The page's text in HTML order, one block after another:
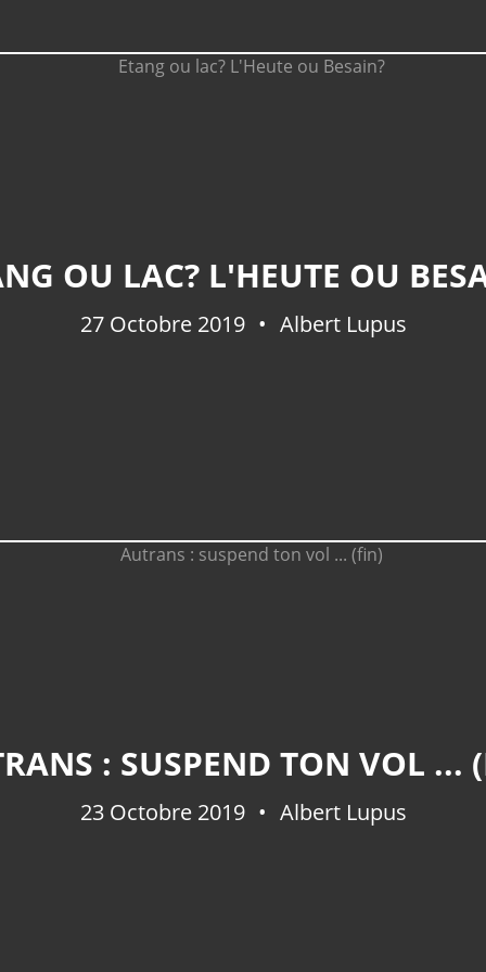
OU LAC? L'HEUTE OU
27 Octobre 2019 Albert Lupus
: SUSPEND TON VOL ...
23 Octobre 2019 Albert Lupus